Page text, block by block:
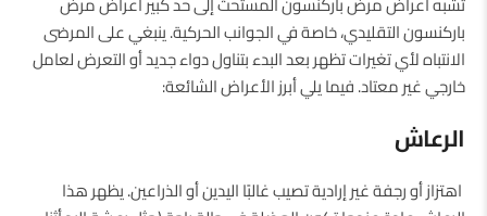
باركنسون التقليدي، خاصة في الجوانب الحركية. ينبغي على المرضى
الانتباه لأي تغيرات تظهر بعد البدء بتناول دواء جديد أو التعرض لعامل
خارجي غير معتاد. فيما يلي أبرز الأعراض الشائعة:
الرعاش
اهتزاز أو رجفة غير إرادية تصيب غالبًا اليدين أو الذراعين. يظهر هذا